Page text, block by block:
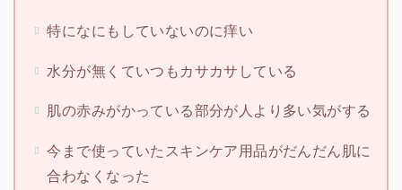
特になにもしていないのに痒い
水分が無くていつもカサカサしている
肌の赤みがかっている部分が人より多い気がする
今まで使っていたスキンケア用品がだんだん肌に
合わなくなった